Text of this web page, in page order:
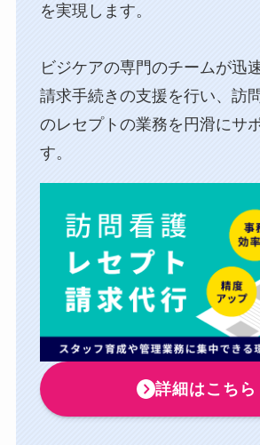
を実現します。
ビジケアの専門のチームが迅
請求手続きの支援を行い、訪
のレセプトの業務を円滑にサ
す。
詳細はこちら